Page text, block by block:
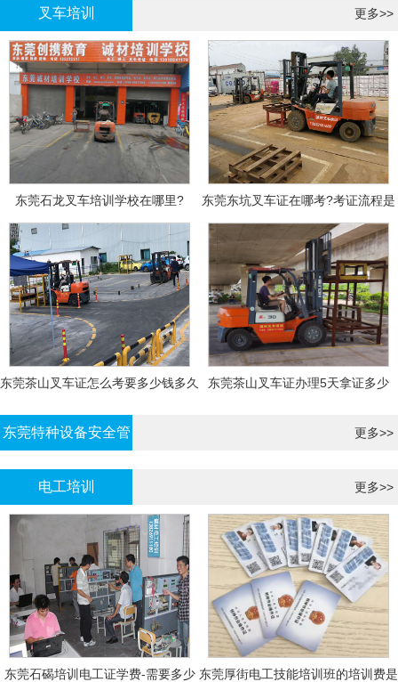
叉车培训 更多>>
东莞石龙叉车培训学校在哪里?
东莞东坑叉车证在哪考?考证流程是
什么?需要什么资料?
东莞茶山叉车证怎么考要多少钱多久
东莞茶山叉车证办理5天拿证多少
东莞特种设备安全管
理证考证
更多>>
电工培训 更多>>
东莞石碣培训电工证学费-需要多少 东莞厚街电工技能培训班的培训费是